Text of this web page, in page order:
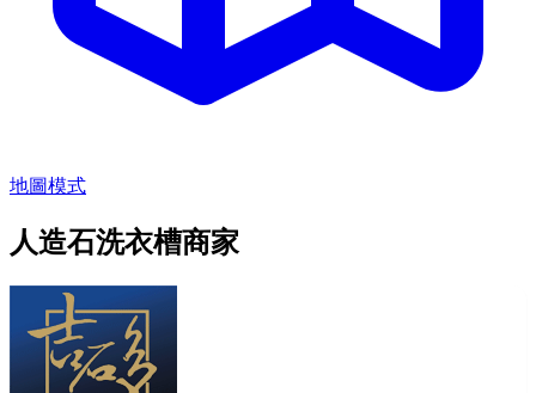
地圖模式
人造石洗衣槽商家